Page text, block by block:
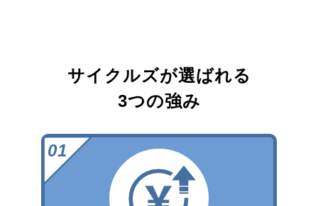
サイクルズが選ばれる
3つの強み